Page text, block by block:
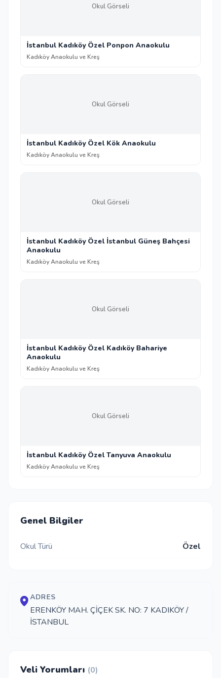
Okul Görseli
İstanbul Kadıköy Özel Ponpon Anaokulu
Kadıköy Anaokulu ve Kreş
Okul Görseli
İstanbul Kadıköy Özel Kök Anaokulu
Kadıköy Anaokulu ve Kreş
Okul Görseli
İstanbul Kadıköy Özel İstanbul Güneş Bahçesi
Anaokulu
Kadıköy Anaokulu ve Kreş
Okul Görseli
İstanbul Kadıköy Özel Kadıköy Bahariye
Anaokulu
Kadıköy Anaokulu ve Kreş
Okul Görseli
İstanbul Kadıköy Özel Tanyuva Anaokulu
Kadıköy Anaokulu ve Kreş
Genel Bilgiler
Okul Türü Özel
ADRES
ERENKÖY MAH. ÇİÇEK SK. NO: 7 KADIKÖY /
İSTANBUL
Veli Yorumları (0)